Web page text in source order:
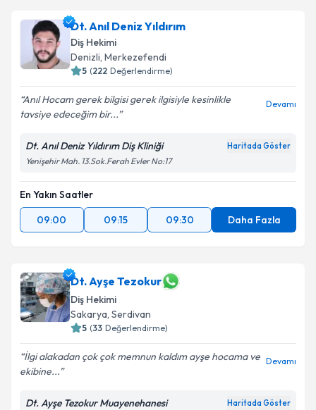
Dt. Anıl Deniz Yıldırım
Diş Hekimi
Denizli, Merkezefendi
5 (222 Değerlendirme)
Anıl Hocam gerek bilgisi gerek ilgisiyle kesinlikle
tavsiye edeceğim bir...
Devamı
Dt. Anıl Deniz Yıldırım Diş Kliniği Haritada Göster
Yenişehir Mah. 13.Sok.Ferah Evler No:17
En Yakın Saatler
09:00
09:15 09:30 Daha Fazla
Dt. Ayşe Tezokur
Diş Hekimi
Sakarya, Serdivan
5 (33 Değerlendirme)
İlgi alakadan çok çok memnun kaldım ayşe hocama ve
ekibine...
Devamı
Dt. Ayşe Tezokur Muayenehanesi Haritada Göster